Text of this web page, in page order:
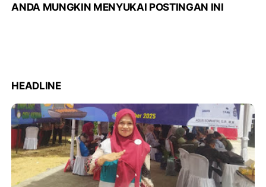
ANDA MUNGKIN MENYUKAI POSTINGAN INI
HEADLINE